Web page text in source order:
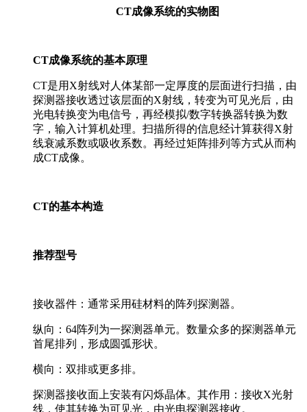
CT成像系统的实物图
CT成像系统的基本原理
CT是用X射线对人体某部一定厚度的层面进行扫描，由
探测器接收透过该层面的X射线，转变为可见光后，由
光电转换变为电信号，再经模拟/数字转换器转换为数
字，输入计算机处理。扫描所得的信息经计算获得X射
线衰减系数或吸收系数。再经过矩阵排列等方式从而构
成CT成像。
CT的基本构造
推荐型号
接收器件：通常采用硅材料的阵列探测器。
纵向：64阵列为一探测器单元。数量众多的探测器单元
首尾排列，形成圆弧形状。
横向：双排或更多排。
探测器接收面上安装有闪烁晶体。其作用：接收X光射
线，使其转换为可见光，由光电探测器接收。